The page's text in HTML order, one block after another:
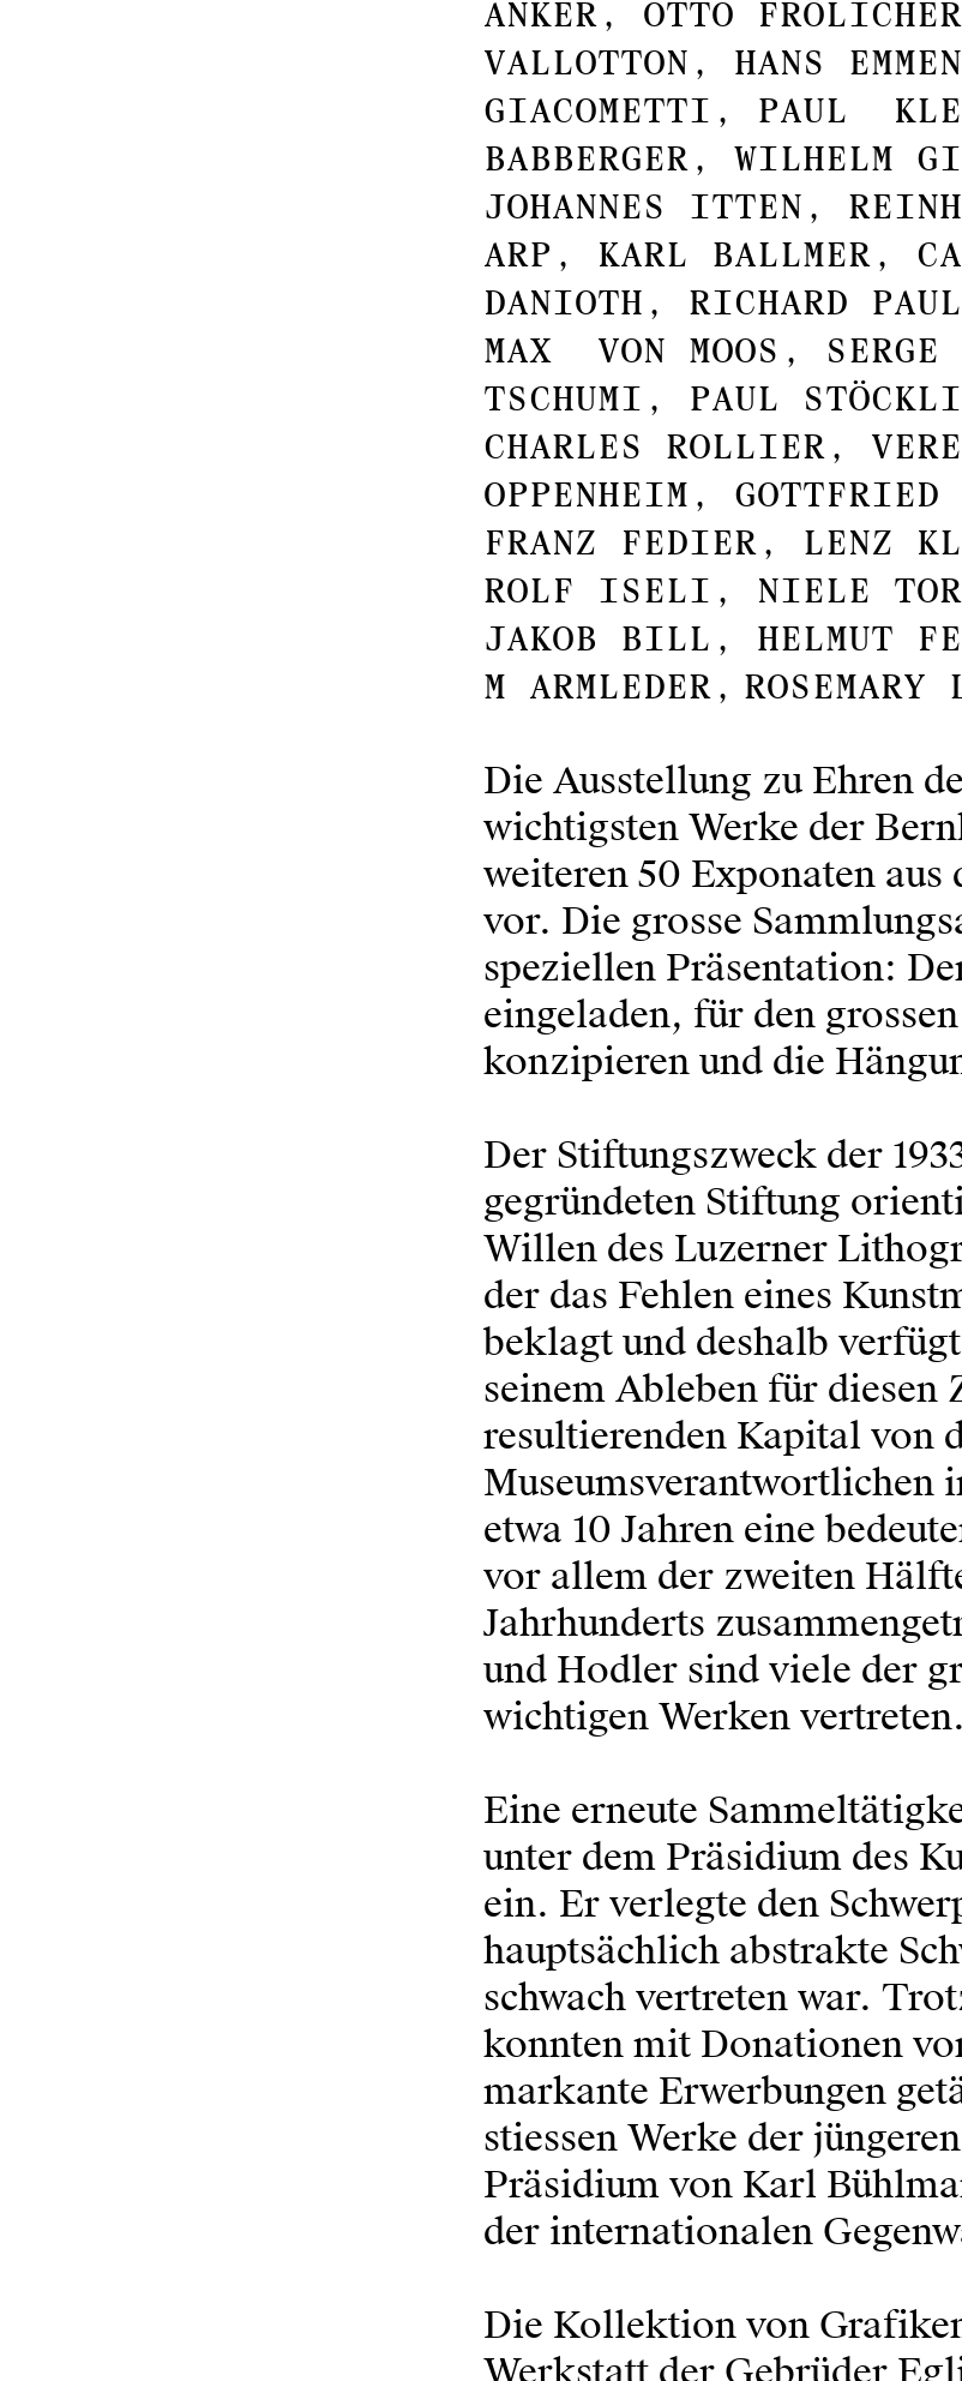
ANKER, OTTO
VALLOTTON, HANS
GIACOMETTI, PAUL
BABBERGER, WILHELM
JOHANNES ITTEN,
ARP, KARL BALLMER,
DANIOTH, RICHARD
MAX VON MOOS,
TSCHUMI, PAUL
CHARLES ROLLIER,
OPPENHEIM, GOTTFRIED
FRANZ FEDIER, LENZ
ROLF ISELI, NIELE
JAKOB BILL, HELMUT
M ARMLEDER, ROSEMARY
Die Ausstellung zu Ehren
wichtigsten Werke der
weiteren 50 Exponaten aus
vor. Die grosse
speziellen Präsentation:
eingeladen, für den
konzipieren und die
Der Stiftungszweck der
gegründeten Stiftung
Willen des Luzerner
der das Fehlen eines
beklagt und deshalb
seinem Ableben für diesen
resultierenden Kapital von
Museumsverantwortlichen
etwa 10 Jahren eine
vor allem der zweiten
Jahr­hunderts
und Hodler sind viele der
wichtigen Werken vertreten.
Eine erneute
unter dem Präsidium des
ein. Er verlegte den
hauptsächlich abstrakte
schwach vertreten war.
konnten mit Donationen
markante Erwerbungen
stiessen Werke der
Präsidium von Karl
der internationalen
Die Kollektion von